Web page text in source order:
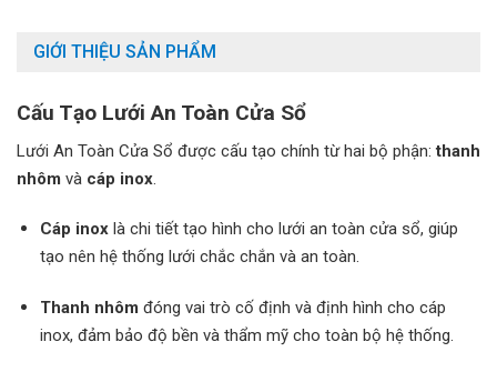
GIỚI THIỆU SẢN PHẨM
Cấu Tạo Lưới An Toàn Cửa Sổ
Lưới An Toàn Cửa Sổ được cấu tạo chính từ hai bộ phận:thanh
nhôm và cáp inox.
Cáp inoxlà chi tiết tạo hình cho lưới an toàn cửa sổ, giúp
tạo nên hệ thống lưới chắc chắn và an toàn.
Thanh nhôm đóng vai trò cố định và định hình cho cáp
inox, đảm bảo độ bền và thẩm mỹ cho toàn bộ hệ thống.